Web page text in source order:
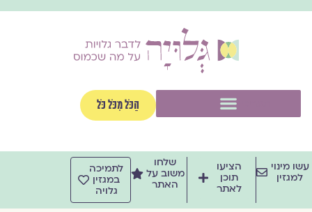
הַכֹּל מִכֹּל כֹּל
מינוי
למגזין
הציעו
תוכן
לאתר
שלחו
משוב על
האתר
לתמיכה
במגזין
גלויה